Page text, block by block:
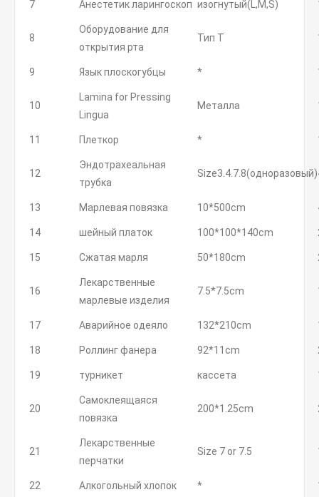
7 Анестетик ларингоскоп изогнутый(L,M,S)
8
Оборудование для
открытия рта
Тип Т
9 Язык плоскогубцы *
10
Lamina for Pressing
Lingua
Металла
11 Плеткор *
12
Эндотрахеальная
трубка
Size3.4.7.8(одноразовый)
13 Марлевая повязка 10*500cm
14 шейный платок 100*100*140cm
15 Сжатая марля 50*180cm
16
Лекарственные
марлевые изделия
7.5*7.5cm
17 Аварийное одеяло 132*210cm
18 Роллинг фанера 92*11cm
19 турникет кассета
20
Самоклеящаяся
повязка
200*1.25cm
21
Лекарственные
перчатки
Size 7 or 7.5
22 Алкогольный хлопок *